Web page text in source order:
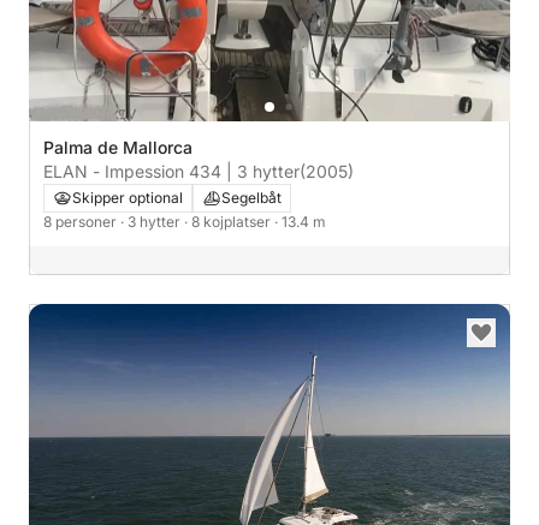
Palma de Mallorca
ELAN - Impession 434 | 3 hytter(2005)
Skipper optional
Segelbåt
8 personer · 3 hytter · 8 kojplatser · 13.4 m